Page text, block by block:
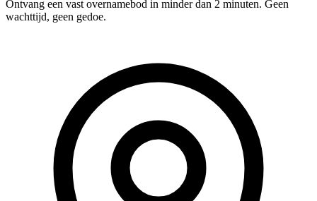
Ontvang een vast overnamebod in minder dan 2 minuten. Geen
wachttijd, geen gedoe.